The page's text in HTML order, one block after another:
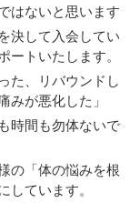
はないと思います
決して入会してい
ートいたします。
た、リバウンドし
みが悪化した」
時間も勿体ないで
の「体の悩みを根
しています。